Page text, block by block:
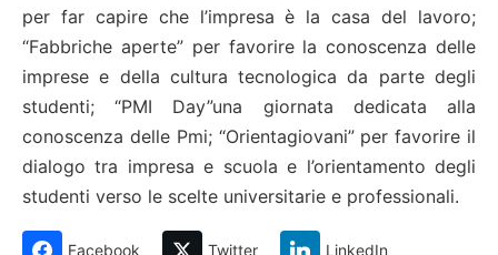
per far capire che l’impresa è la casa del lavoro;
“Fabbriche aperte” per favorire la conoscenza delle
imprese e della cultura tecnologica da parte degli
studenti; “PMI Day”una giornata dedicata alla
conoscenza delle Pmi; “Orientagiovani” per favorire il
dialogo tra impresa e scuola e l’orientamento degli
studenti verso le scelte universitarie e professionali.
Facebook Twitter LinkedIn